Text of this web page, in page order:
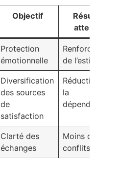
Objectif
Résultat
attendu
Protection
émotionnelle
Renforcement
de l’estime
Diversification
des sources
de
satisfaction
Réduction de
la
dépendance
Clarté des
échanges
Moins de
conflits